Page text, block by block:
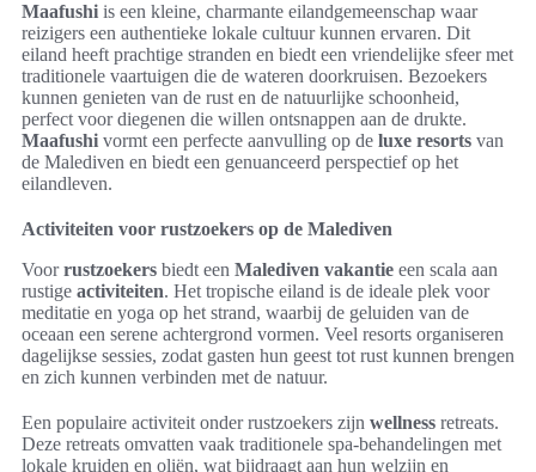
Maafushi is een kleine, charmante eilandgemeenschap waar
reizigers een authentieke lokale cultuur kunnen ervaren. Dit
eiland heeft prachtige stranden en biedt een vriendelijke sfeer met
traditionele vaartuigen die de wateren doorkruisen. Bezoekers
kunnen genieten van de rust en de natuurlijke schoonheid,
perfect voor diegenen die willen ontsnappen aan de drukte.
Maafushi vormt een perfecte aanvulling op de luxe resorts van
de Malediven en biedt een genuanceerd perspectief op het
eilandleven.
Activiteiten voor rustzoekers op de Malediven
Voorrustzoekers biedt een Malediven vakantie een scala aan
rustige activiteiten. Het tropische eiland is de ideale plek voor
meditatie en yoga op het strand, waarbij de geluiden van de
oceaan een serene achtergrond vormen. Veel resorts organiseren
dagelijkse sessies, zodat gasten hun geest tot rust kunnen brengen
en zich kunnen verbinden met de natuur.
Een populaire activiteit onder rustzoekers zijn wellness retreats.
Deze retreats omvatten vaak traditionele spa-behandelingen met
lokale kruiden en oliën, wat bijdraagt aan hun welzijn en